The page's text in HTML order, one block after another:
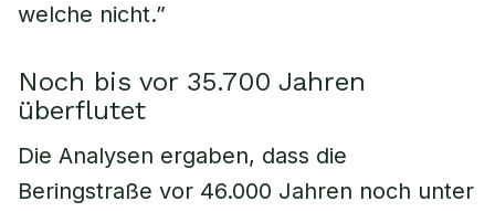
welche nicht.”
Noch bis vor 35.700 Jahren
überflutet
Die Analysen ergaben, dass die
Beringstraße vor 46.000 Jahren noch unter